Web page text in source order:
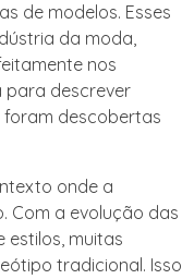
de modelos. Esses
da moda,
nos
para descrever
foram descobertas
onde a
Com a evolução das
estilos, muitas
tradicional. Isso